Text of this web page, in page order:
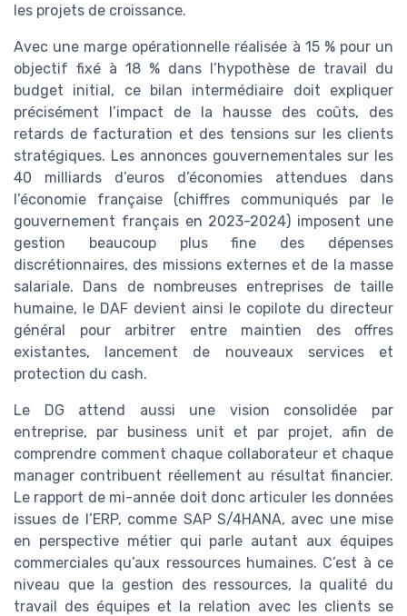
les projets de croissance.
Avec une marge opérationnelle réalisée à 15 % pour un
objectif fixé à 18 % dans l’hypothèse de travail du
budget initial, ce bilan intermédiaire doit expliquer
précisément l’impact de la hausse des coûts, des
retards de facturation et des tensions sur les clients
stratégiques. Les annonces gouvernementales sur les
40 milliards d’euros d’économies attendues dans
l’économie française (chiffres communiqués par le
gouvernement français en 2023-2024) imposent une
gestion beaucoup plus fine des dépenses
discrétionnaires, des missions externes et de la masse
salariale. Dans de nombreuses entreprises de taille
humaine, le DAF devient ainsi le copilote du directeur
général pour arbitrer entre maintien des offres
existantes, lancement de nouveaux services et
protection du cash.
Le DG attend aussi une vision consolidée par
entreprise, par business unit et par projet, afin de
comprendre comment chaque collaborateur et chaque
manager contribuent réellement au résultat financier.
Le rapport de mi-année doit donc articuler les données
issues de l’ERP, comme SAP S/4HANA, avec une mise
en perspective métier qui parle autant aux équipes
commerciales qu’aux ressources humaines. C’est à ce
niveau que la gestion des ressources, la qualité du
travail des équipes et la relation avec les clients se